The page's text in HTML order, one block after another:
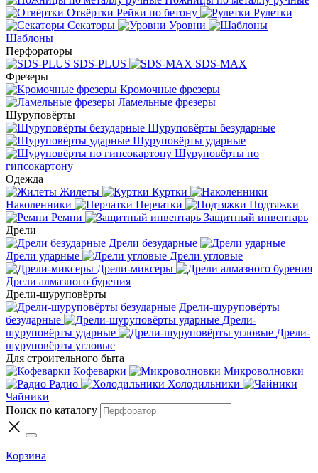
Отвёртки Рейки по бетону
Рулетки
Секаторы
Уровни
Шаблоны
Перфораторы
SDS-PLUS
SDS-MAX
Фрезеры
Кромочные фрезеры
Ламельные фрезеры
Шуруповёрты
Шуруповёрты безударные
Шуруповёрты ударные
Шуруповёрты по
гипсокартону
Одежда
Жилеты
Куртки
Наколенники
Перчатки
Подтяжки
Ремни
Защитный инвентарь
Дрели
Дрели безударные
Дрели ударные
Дрели угловые
Дрели-миксеры
Дрели алмазного бурения
Дрели-шуруповёрты
Дрели-шуруповёрты
безударные
Дрели-
шуруповёрты ударные
Дрели-
шуруповёрты угловые
Для строительного быта
Кофеварки
Микроволновки
Радио
Холодильники
Чайники
Поиск по каталогу
Корзина